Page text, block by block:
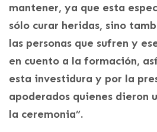
mantener, ya que esta
sólo curar heridas, sino
las personas que sufren y
en cuento a la formación,
esta investidura y por la
apoderados quienes dieron
la ceremonia”.